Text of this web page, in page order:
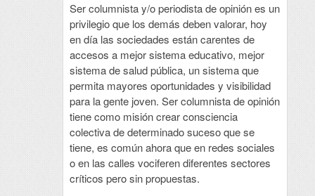
Ser columnista y/o periodista de opinión es un
privilegio que los demás deben valorar, hoy
en día las sociedades están carentes de
accesos a mejor sistema educativo, mejor
sistema de salud pública, un sistema que
permita mayores oportunidades y visibilidad
para la gente joven. Ser columnista de opinión
tiene como misión crear consciencia
colectiva de determinado suceso que se
tiene, es común ahora que en redes sociales
o en las calles vociferen diferentes sectores
críticos pero sin propuestas.